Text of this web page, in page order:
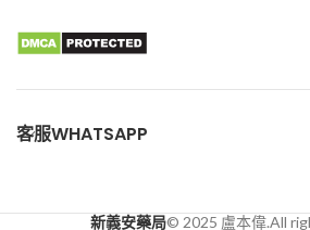
客服WHATSAPP
新義安藥局© 2025 盧本偉.All